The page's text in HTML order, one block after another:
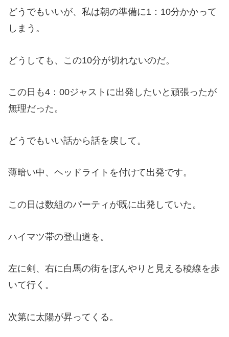
どうでもいいが、私は朝の準備に1：10分かかって
しまう。
どうしても、この10分が切れないのだ。
この日も4：00ジャストに出発したいと頑張ったが
無理だった。
どうでもいい話から話を戻して。
薄暗い中、ヘッドライトを付けて出発です。
この日は数組のパーティが既に出発していた。
ハイマツ帯の登山道を。
左に剣、右に白馬の街をぼんやりと見える稜線を歩
いて行く。
次第に太陽が昇ってくる。